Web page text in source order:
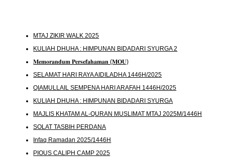
MTAJ ZIKIR WALK 2025
KULIAH DHUHA : HIMPUNAN BIDADARI SYURGA 2
𝐌𝐞𝐦𝐨𝐫𝐚𝐧𝐝𝐮𝐦 𝐏𝐞𝐫𝐬𝐞𝐟𝐚𝐡𝐚𝐦𝐚𝐧 (𝐌𝐎𝐔)
SELAMAT HARI RAYA AIDILADHA 1446H/2025
QIAMULLAIL SEMPENA HARI ARAFAH 1446H/2025
KULIAH DHUHA : HIMPUNAN BIDADARI SYURGA
MAJLIS KHATAM AL-QURAN MUSLIMAT MTAJ 2025M/1446H
SOLAT TASBIH PERDANA
Infaq Ramadan 2025/1446H
PIOUS CALIPH CAMP 2025